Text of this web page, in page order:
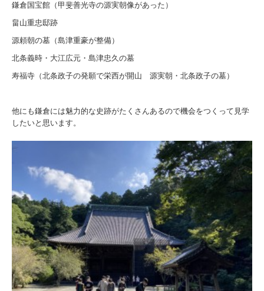
鎌倉国宝館（甲斐善光寺の源実朝像があった）
畠山重忠邸跡
源頼朝の墓（島津重豪が整備）
北条義時・大江広元・島津忠久の墓
寿福寺（北条政子の発願で栄西が開山 源実朝・北条政子の墓）
他にも鎌倉には魅力的な史跡がたくさんあるので機会をつくって見学
したいと思います。